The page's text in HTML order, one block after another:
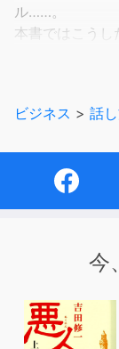
ル……。
本書ではこうし
のために必要
章といった日
さあ、明日から
第4章 「分か
ビジネス > 話
今